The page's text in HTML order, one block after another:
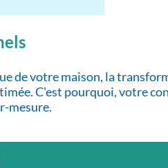
votre maison, la
C'est pourquoi, votre
mesure.